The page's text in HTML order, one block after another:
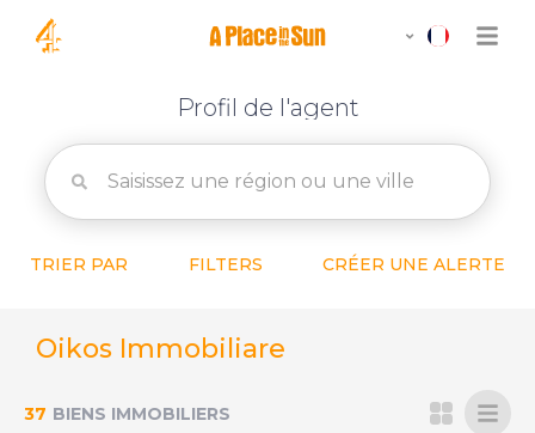
Profil de l'agent
TRIER PAR FILTERS CRÉER UNE ALERTE
Oikos Immobiliare
37 BIENS IMMOBILIERS